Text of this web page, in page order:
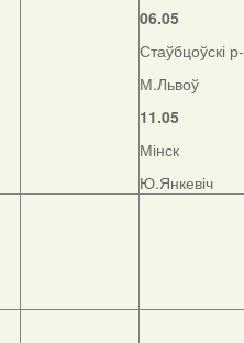
06.05
Стаўбцоўскі
М.Львоў
11.05
Мінск
Ю.Янкевіч